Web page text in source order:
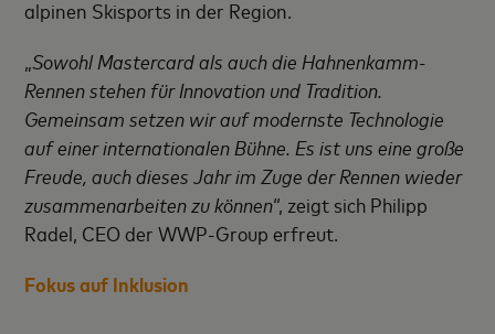
alpinen Skisports in der Region.
Sowohl Mastercard als auch die Hahnenkamm-
Rennen stehen für Innovation und Tradition.
Gemeinsam setzen wir auf modernste Technologie
auf einer internationalen Bühne. Es ist uns eine große
Freude, auch dieses Jahr im Zuge der Rennen wieder
zusammenarbeiten zu können“, zeigt sich Philipp
Radel, CEO der WWP-Group erfreut.
Fokus auf Inklusion